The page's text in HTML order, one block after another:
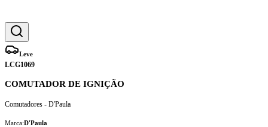
Leve
LCG1069
COMUTADOR DE IGNIÇÃO
Comutadores - D'Paula
Marca:D'Paula